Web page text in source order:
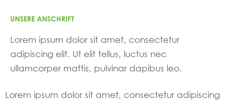
UNSERE ANSCHRIFT
Lorem ipsum dolor sit amet, consectetur
adipiscing elit. Ut elit tellus, luctus nec
ullamcorper mattis, pulvinar dapibus leo.
Lorem ipsum dolor sit amet, consectetur adipiscing